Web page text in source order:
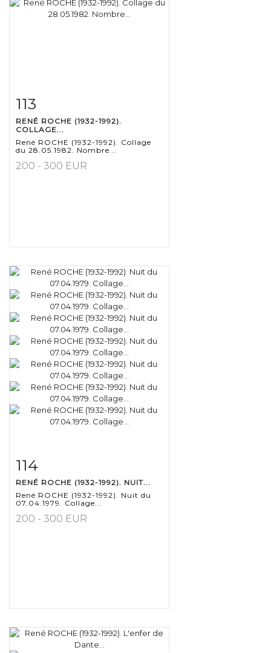
Fiche détaillée
113
RENÉ ROCHE (1932-1992).
COLLAGE...
René ROCHE (1932-1992). Collage
du 28.05.1982. Nombre...
200 - 300 EUR
Fiche détaillée
114
RENÉ ROCHE (1932-1992). NUIT...
René ROCHE (1932-1992). Nuit du
07.04.1979. Collage...
200 - 300 EUR